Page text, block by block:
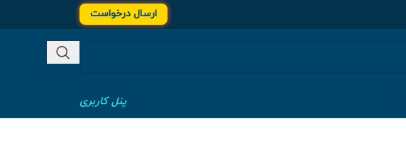
ارسال درخواست
پنل کاربری